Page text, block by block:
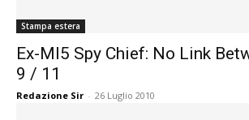
Stampa estera
Ex-MI5 Spy Chief: No Link
9 / 11
Redazione Sir - 26 Luglio 2010